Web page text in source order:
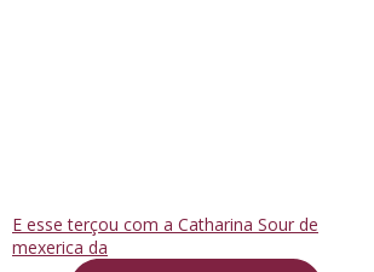
E esse terçou com a Catharina Sour de
mexerica da